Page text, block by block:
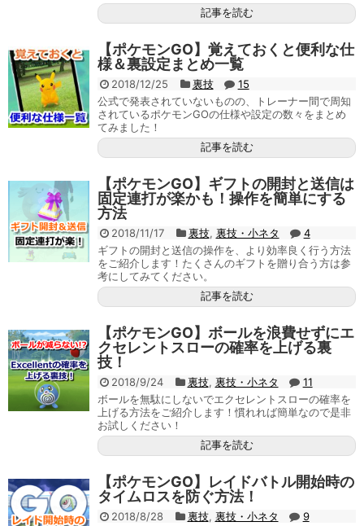
記事を読む
【ポケモンGO】覚えておくと便利な仕
様＆裏設定まとめ一覧
2018/12/25 裏技
15
公式で発表されていないものの、トレーナー間で周知
されているポケモンGOの仕様や設定の数々をまとめ
てみました！
記事を読む
【ポケモンGO】ギフトの開封と送信は
固定連打が楽かも！操作を簡単にする
方法
2018/11/17 裏技, 裏技・小ネタ
4
ギフトの開封と送信の操作を、より効率良く行う方法
をご紹介します！たくさんのギフトを贈り合う方は参
考にしてみてください。
記事を読む
【ポケモンGO】ボールを浪費せずにエ
クセレントスローの確率を上げる裏
技！
2018/9/24 裏技, 裏技・小ネタ
11
ボールを無駄にしないでエクセレントスローの確率を
上げる方法をご紹介します！慣れれば簡単なので是非
お試しください！
記事を読む
【ポケモンGO】レイドバトル開始時の
タイムロスを防ぐ方法！
2018/8/28 裏技, 裏技・小ネタ
9